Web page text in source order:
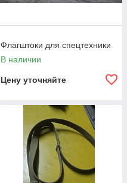
Флагштоки для спецтехники
В наличии
Цену уточняйте